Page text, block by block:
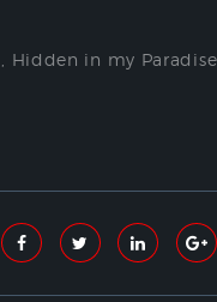
Hidden in my Paradise